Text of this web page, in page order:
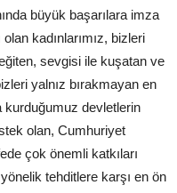
büyük başarılara imza
kadınlarımız, bizleri
sevgisi ile kuşatan ve
yalnız bırakmayan en
kurduğumuz devletlerin
olan, Cumhuriyet
çok önemli katkıları
tehditlere karşı en ön